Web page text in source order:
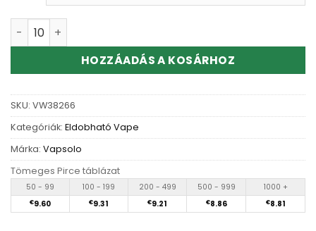
Wholesale Vapsolo Master 70K Puffs Disposable Vape
HOZZÁADÁS A KOSÁRHOZ
SKU: VW38266
Kategóriák: Eldobható Vape
Márka: Vapsolo
Tömeges Pirce táblázat
50 - 99 100 - 199 200 - 499 500 - 999 1000 +
€9.60 €9.31 €9.21 €8.86 €8.81